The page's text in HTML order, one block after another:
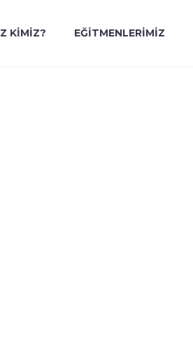
KİMİZ? EĞİTMENLERİMİZ